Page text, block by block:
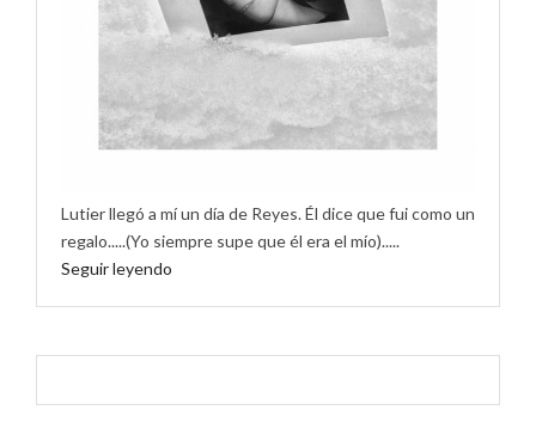
Lutier llegó a mí un día de Reyes. Él dice que fui como un
regalo.....(Yo siempre supe que él era el mío).....
Seguir leyendo